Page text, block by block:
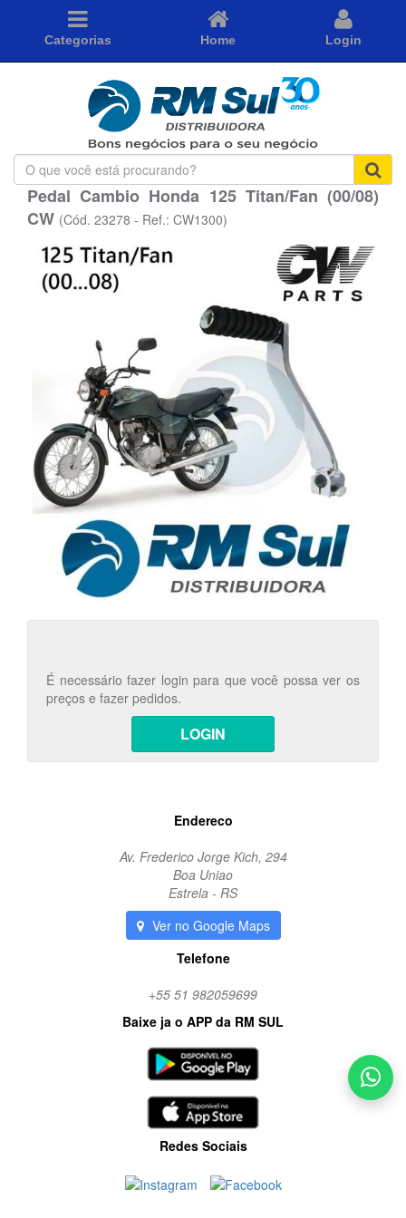
Categorias Home Login
O
que
você
está
Pedal Cambio Honda 125 Titan/Fan (00/08)
CW (Cód. 23278 - Ref.: CW1300)
É necessário fazer login para que você possa ver os
preços e fazer pedidos.
LOGIN
Endereco
Av. Frederico Jorge Kich, 294
Boa Uniao
Estrela - RS
Ver no Google Maps
Telefone
+55 51 982059699
Baixe ja o APP da RM SUL
Redes Sociais